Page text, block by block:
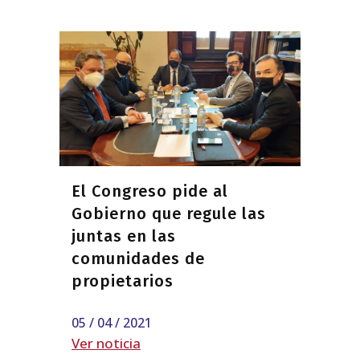
El Congreso pide al
Gobierno que regule las
juntas en las
comunidades de
propietarios
05 / 04 / 2021
Ver noticia